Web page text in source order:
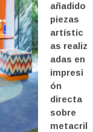
añadido
piezas
artístic
as realiz
adas en
impresi
ón
directa
sobre
metacril